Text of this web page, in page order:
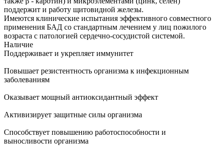
поддержит и работу щитовидной железы.
Имеются клинические испытания эффективного совместного
применения БАД со стандартным лечением у лиц пожилого
возраста с патологией сердечно-сосудистой системой.
Наличие
Поддерживает и укрепляет иммунитет
Повышает резистентность организма к инфекционным
заболеваниям
Оказывает мощный антиоксидантный эффект
Активизирует защитные силы организма
Способствует повышению работоспособности и
выносливости организма